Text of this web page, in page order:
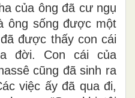
của ông đã cư ngụ
ông sống được một
được thấy con cái
đời. Con cái của
cũng đã sinh ra
việc ấy đã qua đi,